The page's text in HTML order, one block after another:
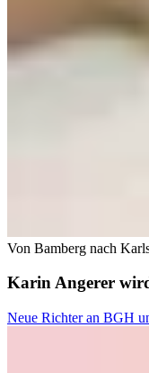
Von Bamberg nach
Karin Angerer
Neue Richter an BGH